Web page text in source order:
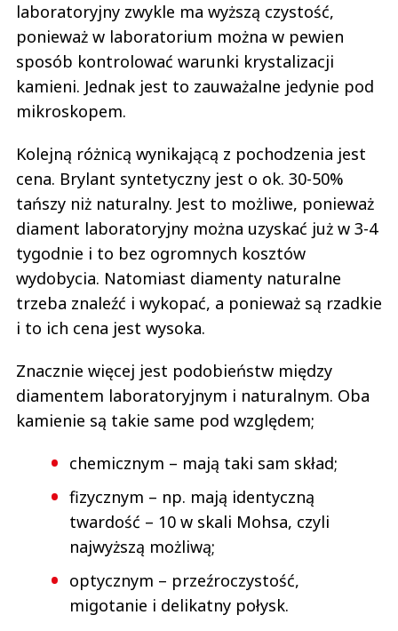
laboratoryjny zwykle ma wyższą czystość,
ponieważ w laboratorium można w pewien
sposób kontrolować warunki krystalizacji
kamieni. Jednak jest to zauważalne jedynie pod
mikroskopem.
Kolejną różnicą wynikającą z pochodzenia jest
cena. Brylant syntetyczny jest o ok. 30-50%
tańszy niż naturalny. Jest to możliwe, ponieważ
diament laboratoryjny można uzyskać już w 3-4
tygodnie i to bez ogromnych kosztów
wydobycia. Natomiast diamenty naturalne
trzeba znaleźć i wykopać, a ponieważ są rzadkie
i to ich cena jest wysoka.
Znacznie więcej jest podobieństw między
diamentem laboratoryjnym i naturalnym. Oba
kamienie są takie same pod względem;
chemicznym – mają taki sam skład;
fizycznym – np. mają identyczną
twardość – 10 w skali Mohsa, czyli
najwyższą możliwą;
optycznym – przeźroczystość,
migotanie i delikatny połysk.